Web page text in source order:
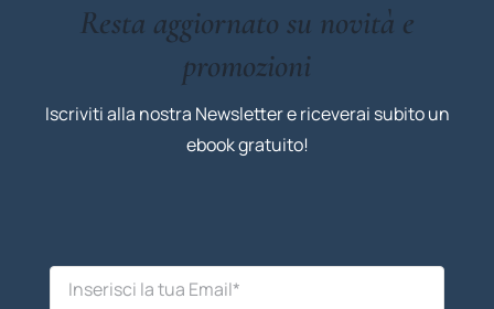
Resta aggiornato su novità e
promozioni
Iscriviti alla nostra Newsletter e riceverai subito un
ebook gratuito!